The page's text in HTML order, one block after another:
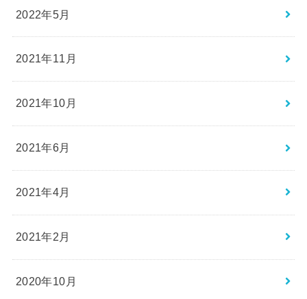
2022年5月
2021年11月
2021年10月
2021年6月
2021年4月
2021年2月
2020年10月